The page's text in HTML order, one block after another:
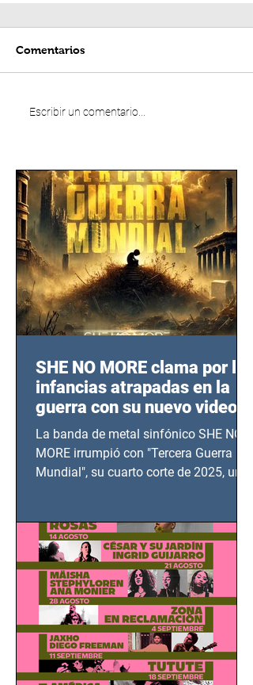
Comentarios
Escribir un comentario...
SHE NO MORE clama por las
infancias atrapadas en la
guerra con su nuevo video
TERCERA GUERRA
MUNDIAL
La banda de metal sinfónico SHE NO
MORE irrumpió con "Tercera Guerra
Mundial", su cuarto corte de 2025, un
bélicos.